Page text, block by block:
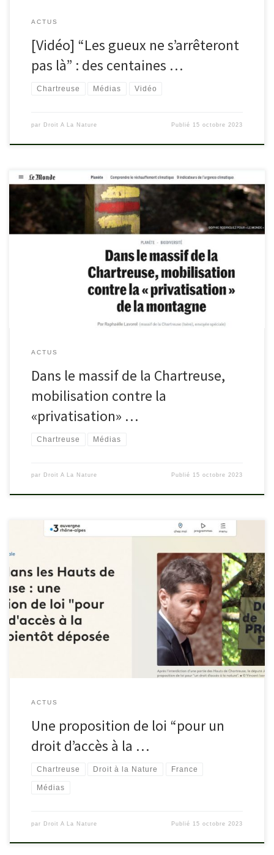
ACTUS
[Vidéo] “Les gueux ne s’arrêteront
pas là” : des centaines …
Chartreuse Médias Vidéo
par Droit A La Nature Publié 15 octobre 2023
lemonde.fr/planete/article/2023/10/15/dans-le-massif-de-la-
chartreuse-mobilisation-contre-la-privatisation-de-la-
montagne_6194567_3244.html
ACTUS
Dans le massif de la Chartreuse,
mobilisation contre la
«privatisation» …
Chartreuse Médias
par Droit A La Nature Publié 15 octobre 2023
france3-regions.francetvinfo.fr/auvergne-rhone-alpes/isere/conflit-
dans-les-hauts-de-chartreuse-une-proposition-de-loi-pour-un-
droit-d-acces-a-la-nature-bientot-deposee-2855921.html
ACTUS
Une proposition de loi “pour un
droit d’accès à la …
Chartreuse Droit à la Nature France
Médias
par Droit A La Nature Publié 15 octobre 2023